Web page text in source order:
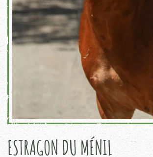
ESTRAGON DU MÉNIL